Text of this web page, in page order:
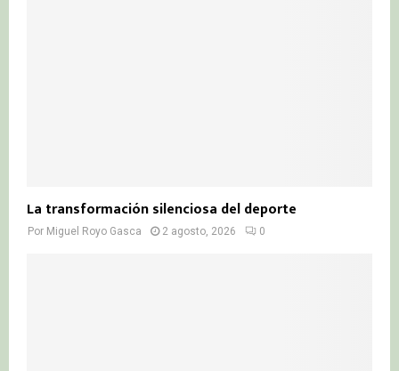
La transformación silenciosa del deporte
Por Miguel Royo Gasca 2 agosto, 2026 0